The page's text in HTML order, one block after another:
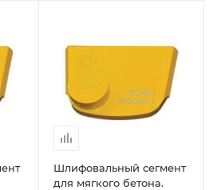
Шлифовальный сегмент
для мягкого бетона.